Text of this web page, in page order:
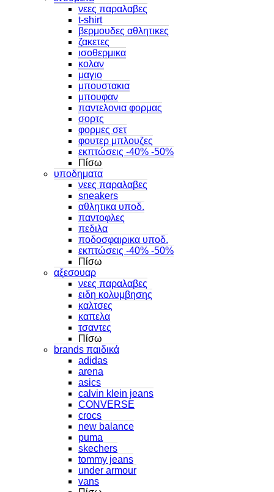
νεες παραλαβες
t-shirt
βερμουδες αθλητικες
ζακετες
ισοθερμικα
κολαν
μαγιο
μπουστακια
μπουφαν
παντελονια φορμας
σορτς
φορμες σετ
φουτερ μπλουζες
εκπτώσεις -40% -50%
Πίσω
υποδηματα
νεες παραλαβες
sneakers
αθλητικα υποδ.
παντοφλες
πεδιλα
ποδοσφαιρικα υποδ.
εκπτώσεις -40% -50%
Πίσω
αξεσουαρ
νεες παραλαβες
ειδη κολυμβησης
καλτσες
καπελα
τσαντες
Πίσω
brands παιδικά
adidas
arena
asics
calvin klein jeans
CONVERSE
crocs
new balance
puma
skechers
tommy jeans
under armour
vans